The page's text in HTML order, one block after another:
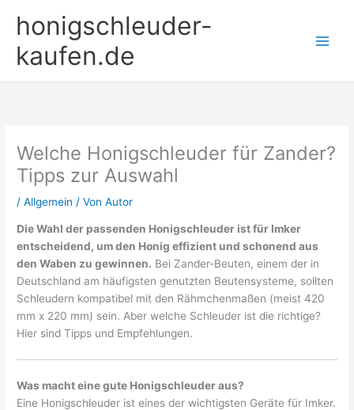
Inhalthonigschleuder-
kaufen.de
Welche Honigschleuder für Zander?
Tipps zur Auswahl
/Allgemein / VonAutor
Die Wahl der passenden Honigschleuder ist für Imker
entscheidend, um den Honig effizient und schonend aus
den Waben zu gewinnen. Bei Zander-Beuten, einem der in
Deutschland am häufigsten genutzten Beutensysteme, sollten
Schleudern kompatibel mit den Rähmchenmaßen (meist 420
mm x 220 mm) sein. Aber welche Schleuder ist die richtige?
Hier sind Tipps und Empfehlungen.
Was macht eine gute Honigschleuder aus?
Eine Honigschleuder ist eines der wichtigsten Geräte für Imker.